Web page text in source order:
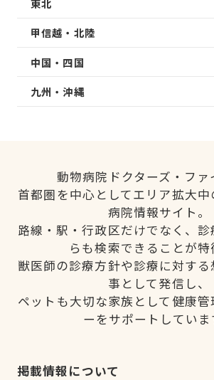
東北
甲信越・北陸
中国・四国
九州・沖縄
動物病院ドクターズ・ファ
首都圏を中心としてエリア拡大
病院情報サイト。
路線・駅・行政区だけでなく、
らも検索できることが特
獣医師の診療方針や診療に対す
事として発信し、
ペットも大切な家族として健康
ーをサポートしていま
掲載情報について